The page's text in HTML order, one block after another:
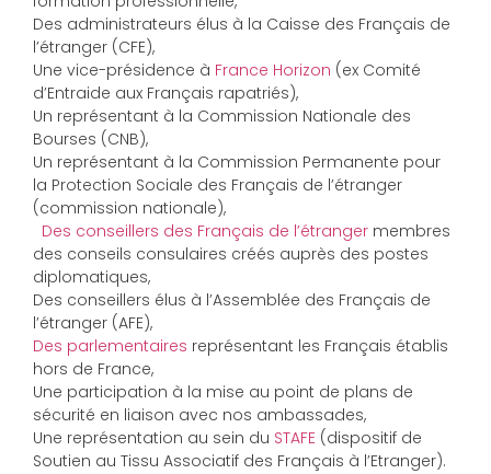
Des administrateurs élus à la Caisse des Français de
l’étranger (CFE),
Une vice-présidence à France Horizon (ex Comité
d’Entraide aux Français rapatriés),
Un représentant à la Commission Nationale des
Bourses (CNB),
Un représentant à la Commission Permanente pour
la Protection Sociale des Français de l’étranger
(commission nationale),
Des conseillers des Français de l’étranger membres
des conseils consulaires créés auprès des postes
diplomatiques,
Des conseillers élus à l’Assemblée des Français de
l’étranger (AFE),
Des parlementaires représentant les Français établis
hors de France,
Une participation à la mise au point de plans de
sécurité en liaison avec nos ambassades,
Une représentation au sein du STAFE (dispositif de
Soutien au Tissu Associatif des Français à l’Etranger).